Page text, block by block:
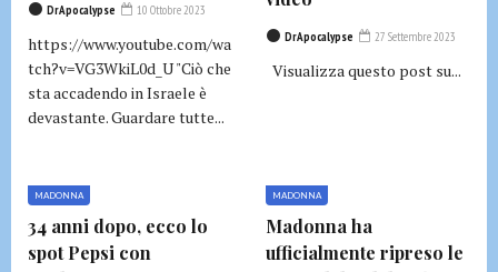
DrApocalypse 10 Ottobre 2023
https://www.youtube.com/wa
tch?v=VG3WkiL0d_U "Ciò che
sta accadendo in Israele è
devastante. Guardare tutte...
DrApocalypse 27 Settembre 2023
Visualizza questo post su...
MADONNA
34 anni dopo, ecco lo
spot Pepsi con
MADONNA
Madonna ha
ufficialmente ripreso le